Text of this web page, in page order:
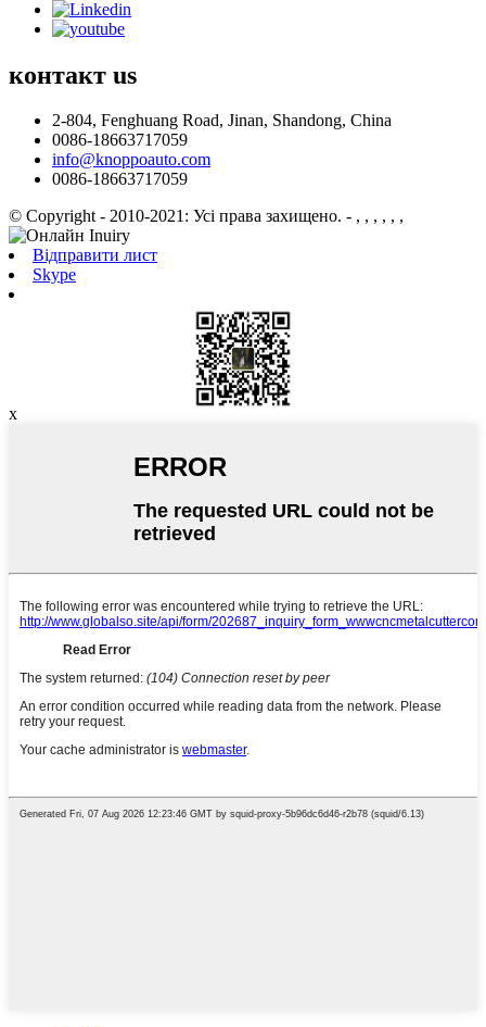
контакт us
2-804, Fenghuang Road, Jinan, Shandong, China
0086-18663717059
info@knoppoauto.com
0086-18663717059
© Copyright - 2010-2021: Усі права захищено. - , , , , , ,
Відправити лист
Skype
x